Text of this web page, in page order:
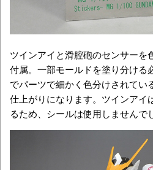
ツインアイと滑腔砲のセンサーを
付属。一部モールドを塗り分ける
でパーツで細かく色分けされてい
仕上がりになります。ツインアイ
るため、シールは使用しませんで